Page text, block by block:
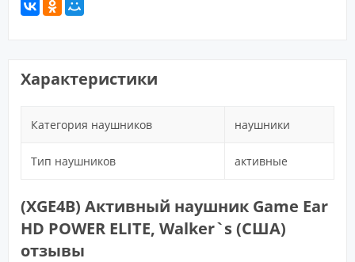
Характеристики
Категория наушников наушники
Тип наушников активные
(XGE4B) Активный наушник Game Ear
HD POWER ELITE, Walker`s (США)
отзывы